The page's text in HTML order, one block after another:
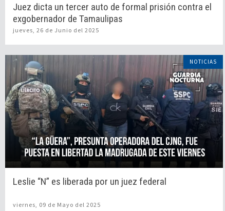
Juez dicta un tercer auto de formal prisión contra el
exgobernador de Tamaulipas
jueves, 26 de Junio del 2025
NOTICIAS
Leslie “N” es liberada por un juez federal
viernes, 09 de Mayo del 2025